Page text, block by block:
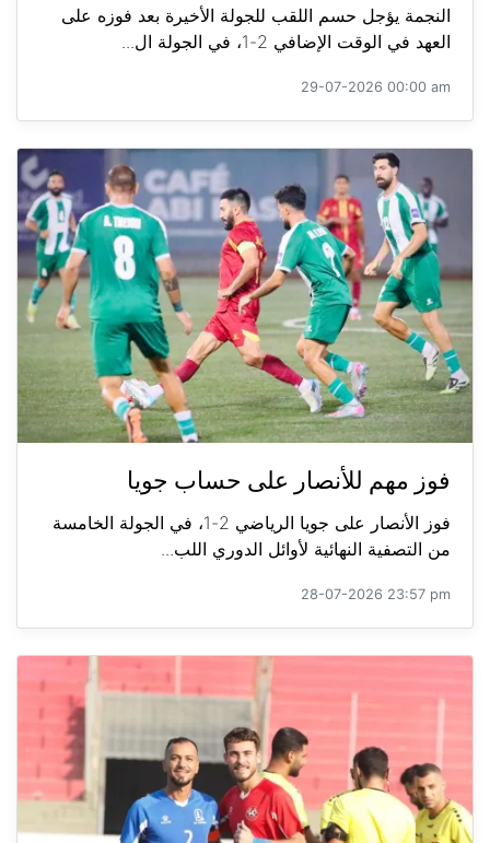
النجمة يؤجل حسم اللقب للجولة الأخيرة بعد فوزه على
العهد في الوقت الإضافي 2-1، في الجولة ال...
29-07-2026 00:00 am
فوز مهم للأنصار على حساب جويا
فوز الأنصار على جويا الرياضي 2-1، في الجولة الخامسة
من التصفية النهائية لأوائل الدوري اللب...
28-07-2026 23:57 pm